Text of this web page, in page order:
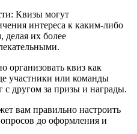
Квизы могут
интереса к каким-либо
делая их более
организовать квиз как
участники или команды
с другом за призы и награды.
вам правильно настроить
до оформления и